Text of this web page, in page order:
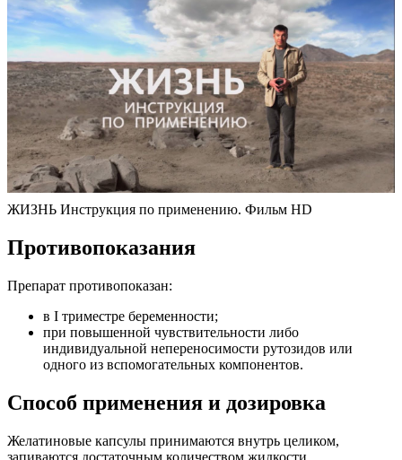
ЖИЗНЬ Инструкция по применению. Фильм HD
Противопоказания
Препарат противопоказан:
в I триместре беременности;
при повышенной чувствительности либо
индивидуальной непереносимости рутозидов или
одного из вспомогательных компонентов.
Способ применения и дозировка
Желатиновые капсулы принимаются внутрь целиком,
запиваются достаточным количеством жидкости.